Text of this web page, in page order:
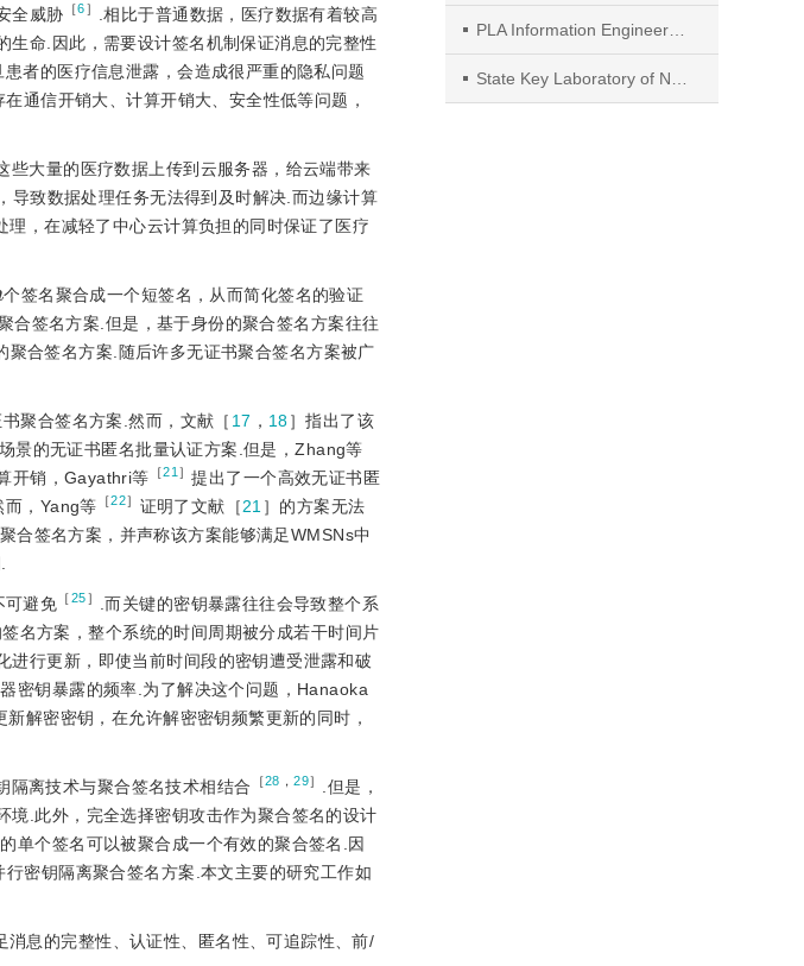
全威胁 ［6］
.相比于普通数据，医疗数据有着较高
生命.因此，需要设计签名机制保证消息的完整性
者的医疗信息泄露，会造成很严重的隐私问题
通信开销大、计算开销大、安全性低等问题，
些大量的医疗数据上传到云服务器，给云端带来
导致数据处理任务无法得到及时解决.而边缘计算
理，在减轻了中心云计算负担的同时保证了医疗
个签名聚合成一个短签名，从而简化签名的验证
合签名方案.但是，基于身份的聚合签名方案往往
聚合签名方案.随后许多无证书聚合签名方案被广
聚合签名方案.然而，文献［ 17 ， 18］指出了该
景的无证书匿名批量认证方案.但是，Zhang等
开销，Gayathri等 ［21 ］提出了一个高效无证书匿
，Yang等 ［22］ 证明了文献［21 ］的方案无法
合签名方案，并声称该方案能够满足WMSNs中
可避免 ［25］
.而关键的密钥暴露往往会导致整个系
名方案，整个系统的时间周期被分成若干时间片
行更新，即使当前时间段的密钥遭受泄露和破
密钥暴露的频率.为了解决这个问题，Hanaoka
解密密钥，在允许解密密钥频繁更新的同时，
隔离技术与聚合签名技术相结合 ［28 ，29］
.但是，
境.此外，完全选择密钥攻击作为聚合签名的设计
单个签名可以被聚合成一个有效的聚合签名.因
密钥隔离聚合签名方案.本文主要的研究工作如
消息的完整性、认证性、匿名性、可追踪性、前/
PLA Information Engineering University
State Key Laboratory of Networking and Switching Technology, Beijing University of Posts and Telecommunications